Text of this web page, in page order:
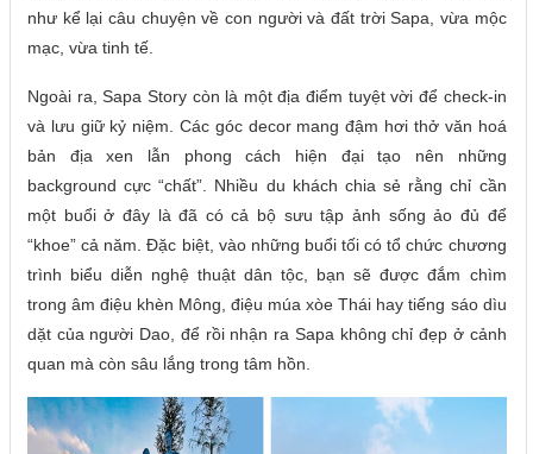
như kể lại câu chuyện về con người và đất trời Sapa, vừa mộc
mạc, vừa tinh tế.
Ngoài ra, Sapa Story còn là một địa điểm tuyệt vời để check-in
và lưu giữ kỷ niệm. Các góc decor mang đậm hơi thở văn hoá
bản địa xen lẫn phong cách hiện đại tạo nên những
background cực “chất”. Nhiều du khách chia sẻ rằng chỉ cần
một buổi ở đây là đã có cả bộ sưu tập ảnh sống ảo đủ để
“khoe” cả năm. Đặc biệt, vào những buổi tối có tổ chức chương
trình biểu diễn nghệ thuật dân tộc, bạn sẽ được đắm chìm
trong âm điệu khèn Mông, điệu múa xòe Thái hay tiếng sáo dìu
dặt của người Dao, để rồi nhận ra Sapa không chỉ đẹp ở cảnh
quan mà còn sâu lắng trong tâm hồn.